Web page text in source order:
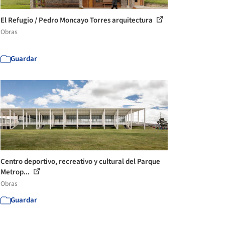
El Refugio / Pedro Moncayo Torres arquitectura
Obras
Guardar
Centro deportivo, recreativo y cultural del Parque
Metrop...
Obras
Guardar